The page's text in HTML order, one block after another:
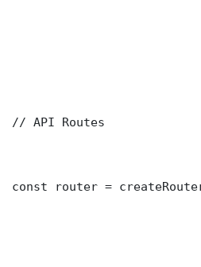
// API Routes
const router =